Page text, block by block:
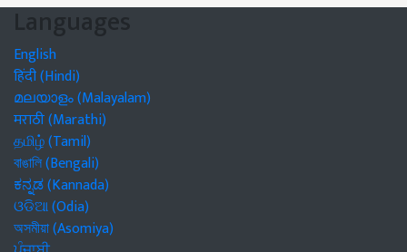
Languages
English
हिंदी (Hindi)
മലയാളം (Malayalam)
मराठी (Marathi)
தமிழ் (Tamil)
বাঙালি (Bengali)
ಕನ್ನಡ (Kannada)
ଓଡିଆ (Odia)
অসমীয়া (Asomiya)